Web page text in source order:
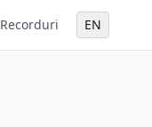
Recorduri EN